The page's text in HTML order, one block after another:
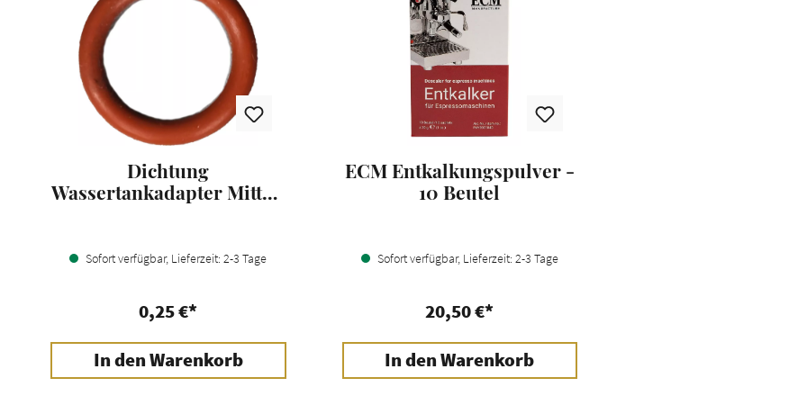
Dichtung
Wassertankadapter Mitte -
Sofort verfügbar, Lieferzeit: 2-3 Tage
0,25 €*
In den Warenkorb
ECM Entkalkungspulver -
10 Beutel
Sofort verfügbar, Lieferzeit: 2-3 Tage
20,50 €*
In den Warenkorb